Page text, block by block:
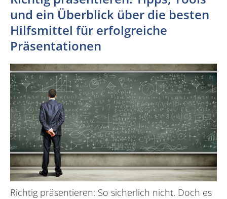
und ein Überblick über die besten
Hilfsmittel für erfolgreiche
Präsentationen
Richtig präsentieren: So sicherlich nicht. Doch es